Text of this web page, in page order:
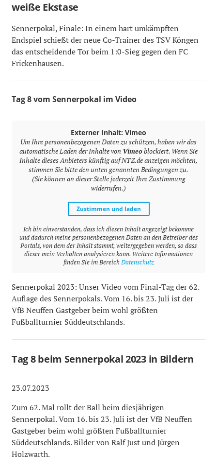
weiße Ekstase
Sennerpokal, Finale: In einem hart umkämpften
Endspiel schießt der neue Co-Trainer des TSV Köngen
das entscheidende Tor beim 1:0-Sieg gegen den FC
Frickenhausen.
Tag 8 vom Sennerpokal im Video
Externer Inhalt: Vimeo
Um Ihre personenbezogenen Daten zu schützen, haben wir das
automatische Laden der Inhalte von Vimeoblockiert. Wenn Sie
Inhalte dieses Anbieters künftig auf NTZ.de anzeigen möchten,
stimmen Sie bitte den unten genannten Bedingungen zu.
(Sie können an dieser Stelle jederzeit Ihre Zustimmung
widerrufen.)
Zustimmen und laden
Ich bin einverstanden, dass ich diesen Inhalt angezeigt bekomme
und dadurch meine personenbezogenen Daten an den Betreiber des
Portals, von dem der Inhalt stammt, weitergegeben werden, so dass
dieser mein Verhalten analysieren kann. Weitere Informationen
finden Sie im BereichDatenschutz
Sennerpokal 2023: Unser Video vom Final-Tag der 62.
Auflage des Sennerpokals. Vom 16. bis 23. Juli ist der
VfB Neuffen Gastgeber beim wohl größten
Fußballturnier Süddeutschlands.
Tag 8 beim Sennerpokal 2023 in Bildern
23.07.2023
Zum 62. Mal rollt der Ball beim diesjährigen
Sennerpokal. Vom 16. bis 23. Juli ist der VfB Neuffen
Gastgeber beim wohl größten Fußballturnier
Süddeutschlands. Bilder von Ralf Just und Jürgen
Holzwarth.